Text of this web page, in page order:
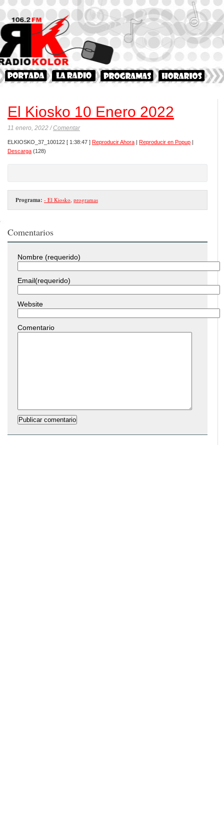
El Kiosko 10 Enero 2022
11 enero, 2022 /Comentar
ELKIOSKO_37_100122 [ 1:38:47 ] Reproducir Ahora | Reproducir en Popup |
Descarga (128)
Programa: - El Kiosko, programas
Comentarios
Nombre (requerido)
Email(requerido)
Website
Comentario